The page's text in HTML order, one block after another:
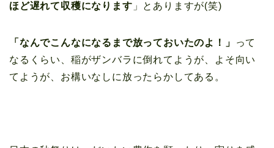
ほど遅れて収穫になります 」とありますが(笑)
「なんでこんなになるまで放っておいたのよ！」
って
なるくらい、稲がザンバラに倒れてようが、よそ向い
てようが、お構いなしに放ったらかしてある。